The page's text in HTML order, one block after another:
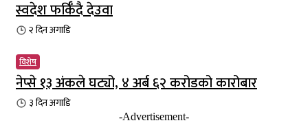
स्वदेश फर्किँदै देउवा
२ दिनअगाडि
विशेष
नेप्से १३ अंकले घट्यो, ४ अर्ब ६२ करोडको कारोबार
३ दिनअगाडि
-Advertisement-